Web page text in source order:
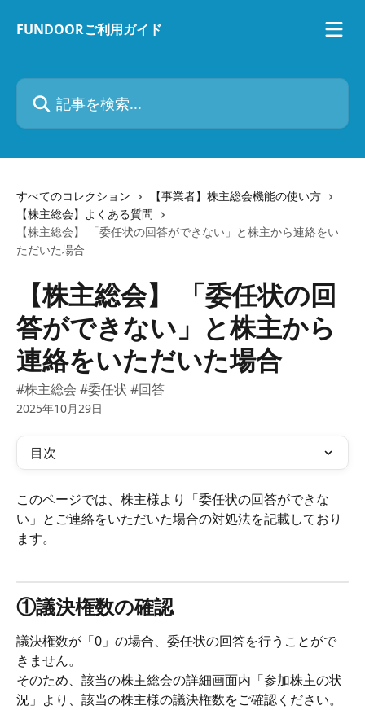
FUNDOORご利用ガイド
記事を検索...
すべてのコレクション
【事業者】株主総会機能の使い方
【株主総会】よくある質問
【株主総会】 「委任状の回答ができない」と株主から連絡をい
ただいた場合
【株主総会】 「委任状の回
答ができない」と株主から
連絡をいただいた場合
#株主総会 #委任状 #回答
2025年10月29日
目次
このページでは、株主様より「委任状の回答ができな
い」とご連絡をいただいた場合の対処法を記載しており
ます。
①議決権数の確認
議決権数が「0」の場合、委任状の回答を行うことがで
きません。
そのため、該当の株主総会の詳細画面内「参加株主の状
況」より、該当の株主様の議決権数をご確認ください。